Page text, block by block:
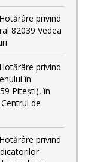
privind
82039 Vedea
privind
în
Pitești), în
de
privind